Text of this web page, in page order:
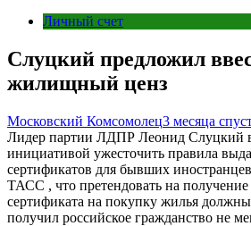
Личный счет
Слуцкий предложил
жилищный ценз
Московский Комсомолец3 месяца
Лидер партии ЛДПР Леонид Слуцкий
инициативой ужесточить правила
сертификатов для бывших
ТАСС , что претендовать на получение
сертификата на покупку жилья должны
получил российское гражданство не